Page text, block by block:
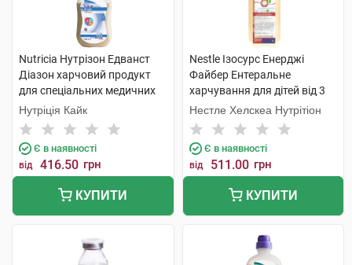
Nutricia Нутрізон Едванст
Діазон харчовий продукт
для спеціальних медичних
цілей 500 мл 1 флакон
Нутріція Кайк
Є в наявності
від 416.50 грн
КУПИТИ
Nestle Ізосурс Енерджі
Файбер Ентеральне
харчування для дітей від 3
років та дорослих 1 000 мл 1
флакон
Нестле Хелскеа Нутрітіон
Є в наявності
від 511.00 грн
КУПИТИ